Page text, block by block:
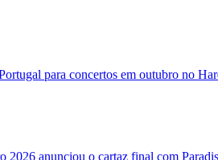
para concertos em outubro no
2026 anunciou o cartaz final com